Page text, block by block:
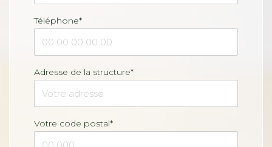
Téléphone*
Adresse de la structure*
Votre code postal*